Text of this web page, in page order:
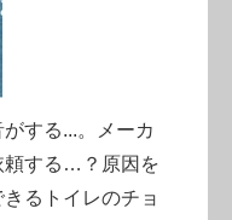
する...。メーカ
頼する…？原因を
るトイレのチョ